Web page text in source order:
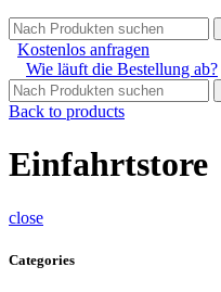
Kostenlos anfragen
Wie läuft die Bestellung ab?
Back to products
Einfahrtstore
close
Categories